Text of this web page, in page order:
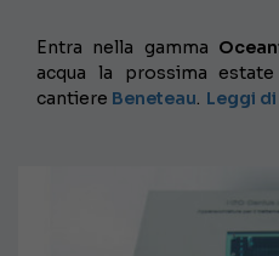
Entra nella gamma
acqua la prossima
cantiere Beneteau. Leggi